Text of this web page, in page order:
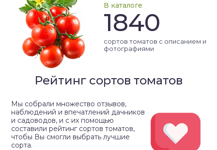
В каталоге
1840
сортов томатов с описанием и
фотографиями
Рейтинг сортов томатов
Мы собрали множество отзывов,
наблюдений и впечатлений дачников
и садоводов, и с их помощью
составили рейтинг сортов томатов,
чтобы Вы смогли выбрать лучшие
сорта.